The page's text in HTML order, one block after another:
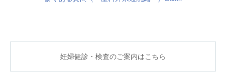
妊婦健診・検査のご案内はこちら